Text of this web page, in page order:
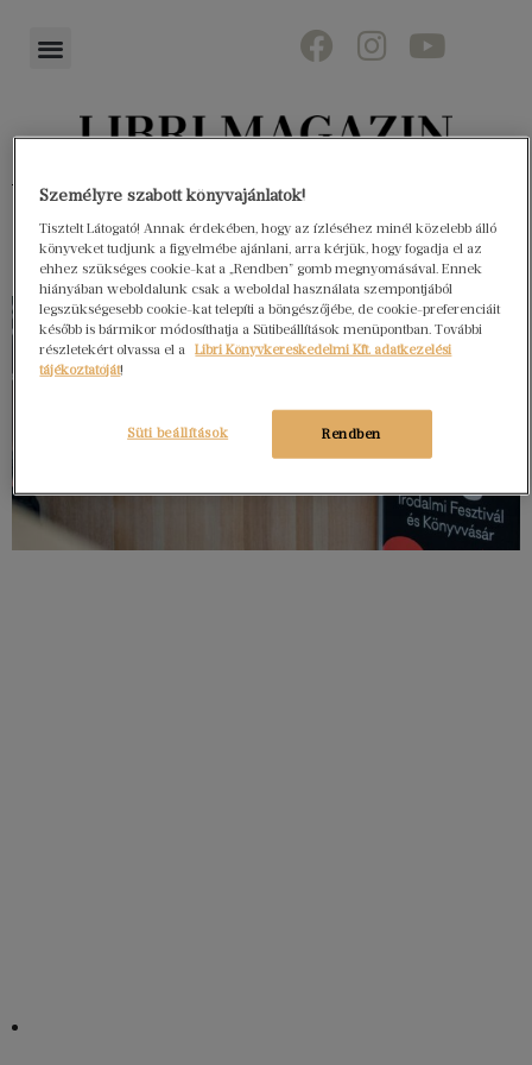
Könyvektől az olvasókig
Személyre szabott könyvajánlatok!
Tisztelt Látogató! Annak érdekében, hogy az ízléséhez minél közelebb álló
könyveket tudjunk a figyelmébe ajánlani, arra kérjük, hogy fogadja el az
ehhez szükséges cookie-kat a „Rendben” gomb megnyomásával. Ennek
hiányában weboldalunk csak a weboldal használata szempontjából
legszükségesebb cookie-kat telepíti a böngészőjébe, de cookie-preferenciáit
később is bármikor módosíthatja a Sütibeállítások menüpontban. További
részletekért olvassa el a
Libri Könyvkereskedelmi Kft. adatkezelési
tájékoztatóját!
Rendben
Süti beállítások